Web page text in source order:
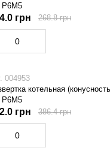
Р6М5
грн 268.8 грн
004953
котельная
Р6М5
грн 386.4 грн